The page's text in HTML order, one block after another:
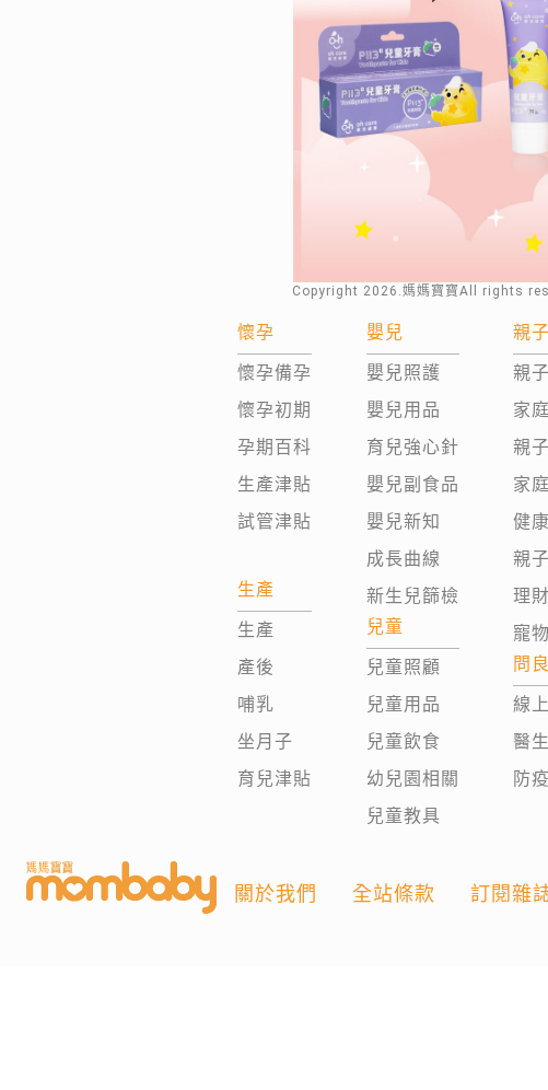
Copyright 2026 .媽媽寶寶All rights
懷孕
懷孕備孕
懷孕初期
孕期百科
生產津貼
試管津貼
生產
生產
產後
哺乳
坐月子
育兒津貼
嬰兒
嬰兒照護
嬰兒用品
育兒強心針
嬰兒副食品
嬰兒新知
成長曲線
新生兒篩檢
兒童
兒童照顧
兒童用品
兒童飲食
幼兒園相關
兒童教具
親子
親
家
親
家
健
親
理
寵
問
線
醫
防
關於我們 全站條款 訂閱雜